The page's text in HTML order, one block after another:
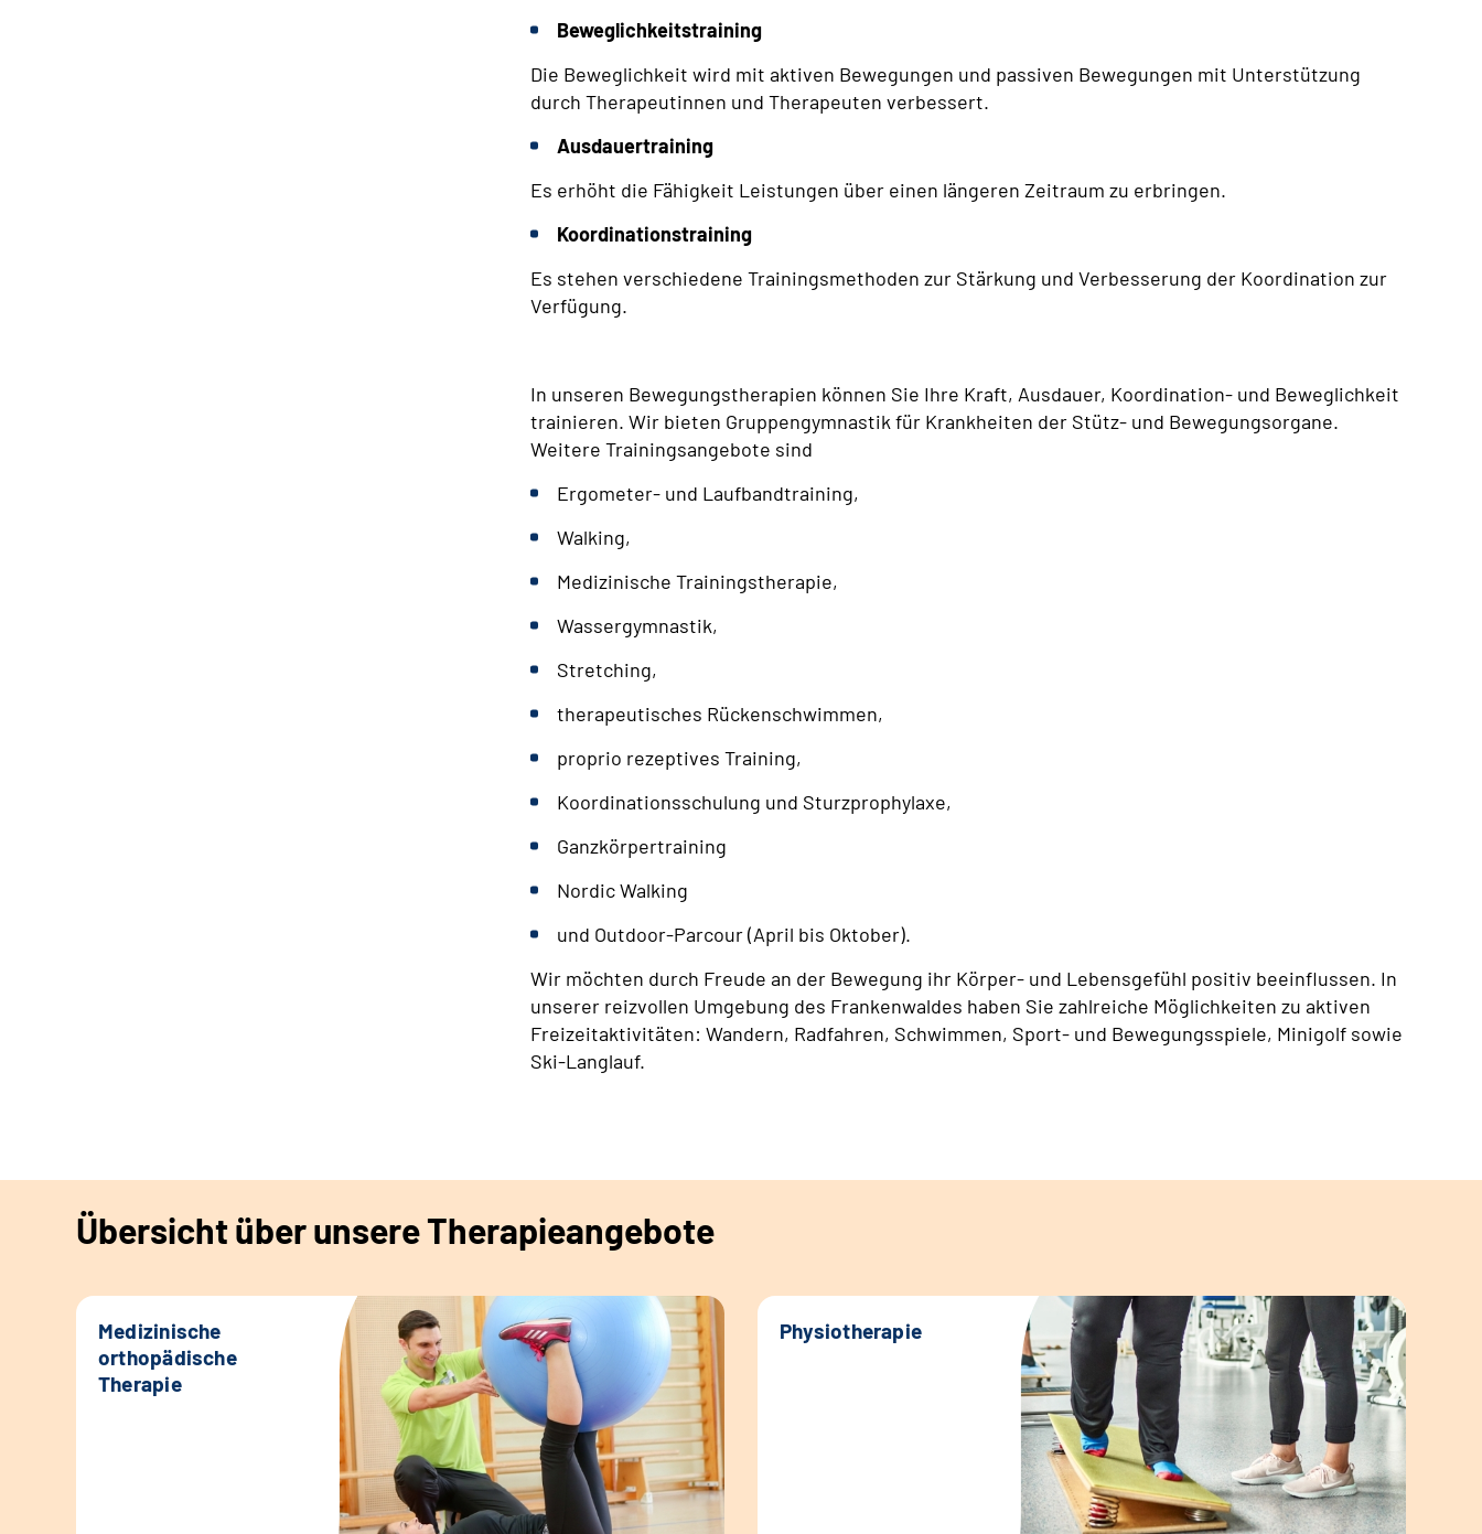
Beweglichkeitstraining
Die Beweglichkeit wird mit aktiven Bewegungen und passiven Bewegungen mit Unterstützung
durch Therapeutinnen und Therapeuten verbessert.
Ausdauertraining
Es erhöht die Fähigkeit Leistungen über einen längeren Zeitraum zu erbringen.
Koordinationstraining
Es stehen verschiedene Trainingsmethoden zur Stärkung und Verbesserung der Koordination zur
Verfügung.
In unseren Bewegungstherapien können Sie Ihre Kraft, Ausdauer, Koordination- und Beweglichkeit
trainieren. Wir bieten Gruppengymnastik für Krankheiten der Stütz- und Bewegungsorgane.
Weitere Trainingsangebote sind
Ergometer- und Laufbandtraining,
Walking,
Medizinische Trainingstherapie,
Wassergymnastik,
Stretching,
therapeutisches Rückenschwimmen,
proprio rezeptives Training,
Koordinationsschulung und Sturzprophylaxe,
Ganzkörpertraining
Nordic Walking
und Outdoor-Parcour (April bis Oktober).
Wir möchten durch Freude an der Bewegung ihr Körper- und Lebensgefühl positiv beeinflussen. In
unserer reizvollen Umgebung des Frankenwaldes haben Sie zahlreiche Möglichkeiten zu aktiven
Freizeitaktivitäten: Wandern, Radfahren, Schwimmen, Sport- und Bewegungsspiele, Minigolf sowie
Ski-Langlauf.
Übersicht über unsere Therapieangebote
Medizinische
orthopädische
Therapie
Physiotherapie